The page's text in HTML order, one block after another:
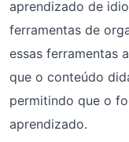
aprendizado de
ferramentas de
essas ferramentas
que o conteúdo
permitindo que o
aprendizado.